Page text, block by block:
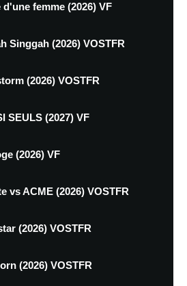
femme (2026) VF
Singgah (2026) VOSTFR
(2026) VOSTFR
SEULS (2027) VF
(2026) VF
vs ACME (2026) VOSTFR
(2026) VOSTFR
(2026) VOSTFR